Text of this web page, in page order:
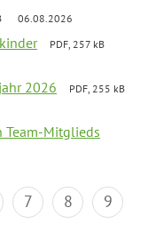
06.08.2026
PDF, 257 kB
2026
PDF, 255 kB
Team-Mitglieds
7 8
9